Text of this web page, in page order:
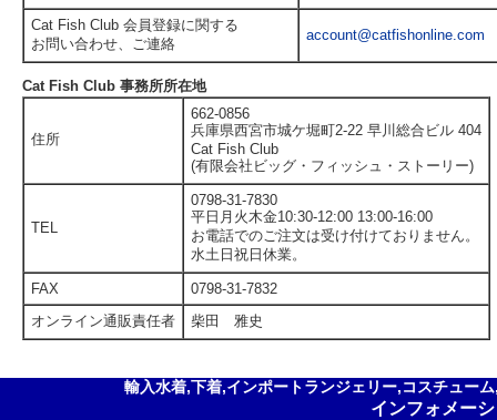
Cat Fish Club 会員登録に関する
お問い合わせ、ご連絡
account@catfishonline.com
Cat Fish Club 事務所所在地
住所
662-0856
兵庫県西宮市城ケ堀町2-22 早川総合ビル 404
Cat Fish Club
(有限会社ビッグ・フィッシュ・ストーリー)
TEL
0798-31-7830
平日月火木金10:30-12:00 13:00-16:00
お電話でのご注文は受け付けておりません。
水土日祝日休業。
FAX
0798-31-7832
オンライン通販責任者
柴田 雅史
輸入水着,下着,インポートランジェリー,コスチュー
インフォメー